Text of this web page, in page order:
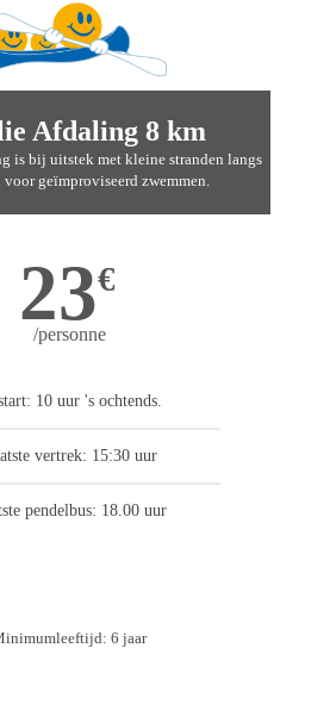
Afdaling 8 km
is bij uitstek met kleine stranden langs
geïmproviseerd zwemmen.
23€
/personne
10 uur 's ochtends.
vertrek: 15:30 uur
pendelbus: 18.00 uur
6 jaar